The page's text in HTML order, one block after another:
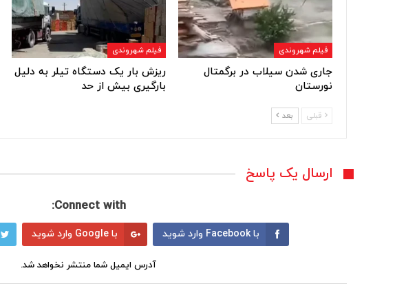
فیلم شهروندی
جاری شدن سیلاب در برگمتال
نورستان
فیلم شهروندی
ریزش بار یک دستگاه تیلر به دلیل
بارگیری بیش از حد
قبلی بعد
ارسال یک پاسخ
Connect with:
با Facebook وارد شوید با Google وارد شوید
آدرس ایمیل شما منتشر نخواهد شد.